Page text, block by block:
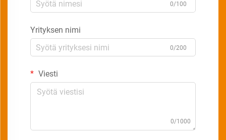
0/100
Yrityksen nimi
0/200
Viesti
0/1000